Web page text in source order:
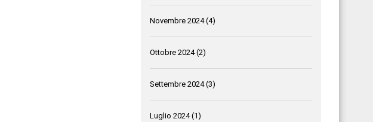
Novembre 2024(4)
Ottobre 2024(2)
Settembre 2024(3)
Luglio 2024(1)